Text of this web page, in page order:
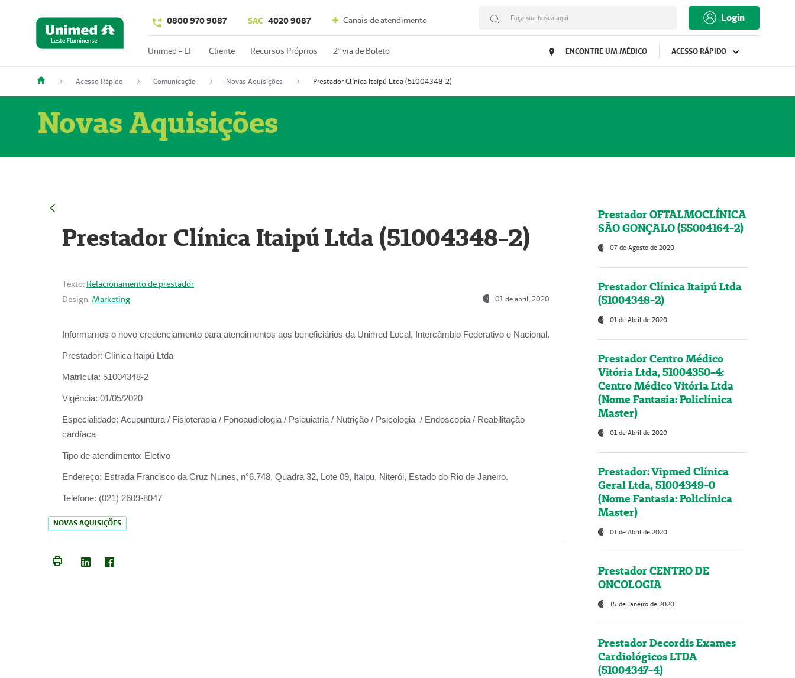
0800 970 9087 SAC 4020 9087 Canais de atendimento Faça sua busca aqui Login
Unimed - LF Cliente Recursos Próprios 2º via de Boleto ENCONTRE UM MÉDICO ACESSO RÁPIDO
Acesso Rápido Comunicação Novas Aquisições Prestador Clínica Itaipú Ltda (51004348-2)
Novas Aquisições
Prestador Clínica Itaipú Ltda (51004348-2)
Texto: Relacionamento de prestador
Design: Marketing 01 de abril, 2020
Informamos o novo credenciamento para atendimentos aos beneficiários da Unimed Local, Intercâmbio Federativo e Nacional.
Prestador: Clínica Itaipú Ltda
Matrícula: 51004348-2
Vigência: 01/05/2020
Especialidade: Acupuntura / Fisioterapia / Fonoaudiologia / Psiquiatria / Nutrição / Psicologia / Endoscopia / Reabilitação
cardíaca
Tipo de atendimento: Eletivo
Endereço: Estrada Francisco da Cruz Nunes, n°6.748, Quadra 32, Lote 09, Itaipu, Niterói, Estado do Rio de Janeiro.
Telefone: (021) 2609-8047
NOVAS AQUISIÇÕES
Prestador OFTALMOCLÍNICA
SÃO GONÇALO (55004164-2)
07 de Agosto de 2020
Prestador Clínica Itaipú Ltda
(51004348-2)
01 de Abril de 2020
Prestador Centro Médico
Vitória Ltda, 51004350-4:
Centro Médico Vitória Ltda
(Nome Fantasia: Policlínica
Master)
01 de Abril de 2020
Prestador: Vipmed Clínica
Geral Ltda, 51004349-0
(Nome Fantasia: Policlínica
Master)
01 de Abril de 2020
Prestador CENTRO DE
ONCOLOGIA
15 de Janeiro de 2020
Prestador Decordis Exames
Cardiológicos LTDA
(51004347-4)